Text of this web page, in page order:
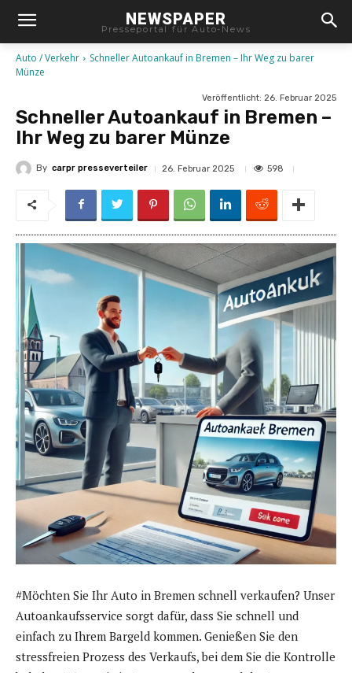
NEWSPAPER
Presseportal für Auto-News
Auto / Verkehr
Schneller Autoankauf in Bremen – Ihr Weg zu barer
Münze
Veröffentlicht: 26. Februar 2025
Schneller Autoankauf in Bremen –
Ihr Weg zu barer Münze
By carpr presseverteiler 26. Februar 2025 598
#Möchten Sie Ihr Auto in Bremen schnell verkaufen? Unser
Autoankaufsservice sorgt dafür, dass Sie schnell und
einfach zu Ihrem Bargeld kommen. Genießen Sie den
stressfreien Prozess des Verkaufs, bei dem Sie die Kontrolle